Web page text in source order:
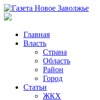
Главная
Власть
Страна
Область
Район
Город
Статьи
ЖКХ